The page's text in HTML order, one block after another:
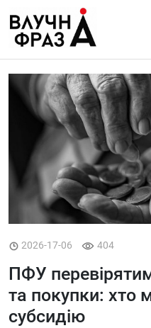
содержимому
Політика
Гроші
Життя
Лайфстайл
ТехноНаука
Людина
Ukraine
Про нас
2026-17-06 404
ПФУ
та покупки: хто
субсидію